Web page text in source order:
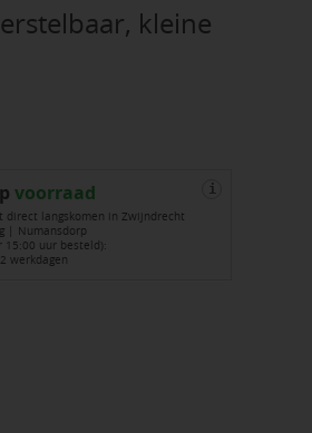
kleine
voorraad
direct langskomen in Zwijndrecht
| Numansdorp
15:00 uur besteld):
werkdagen
i